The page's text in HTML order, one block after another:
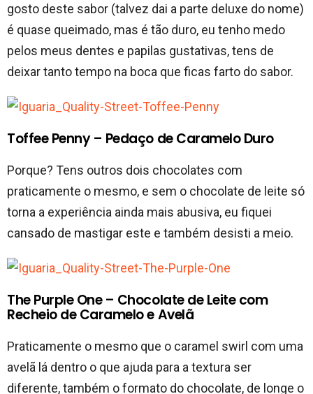
gosto deste sabor (talvez dai a parte deluxe do nome)
é quase queimado, mas é tão duro, eu tenho medo
pelos meus dentes e papilas gustativas, tens de
deixar tanto tempo na boca que ficas farto do sabor.
Toffee Penny – Pedaço de Caramelo Duro
Porque? Tens outros dois chocolates com
praticamente o mesmo, e sem o chocolate de leite só
torna a experiência ainda mais abusiva, eu fiquei
cansado de mastigar este e também desisti a meio.
The Purple One – Chocolate de Leite com
Recheio de Caramelo e Avelã
Praticamente o mesmo que o caramel swirl com uma
avelã lá dentro o que ajuda para a textura ser
diferente, também o formato do chocolate, de longe o